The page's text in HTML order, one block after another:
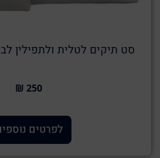
סט תיקים לטלית ולתפילין לבן
250 ₪
לפרטים